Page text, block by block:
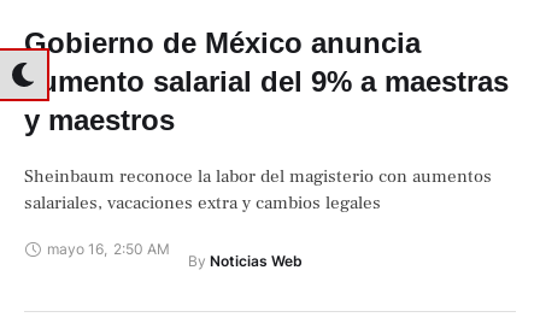
Gobierno de México anuncia
aumento salarial del 9% a maestras
y maestros
Sheinbaum reconoce la labor del magisterio con aumentos
salariales, vacaciones extra y cambios legales
mayo 16, 2:50 AM
By Noticias Web